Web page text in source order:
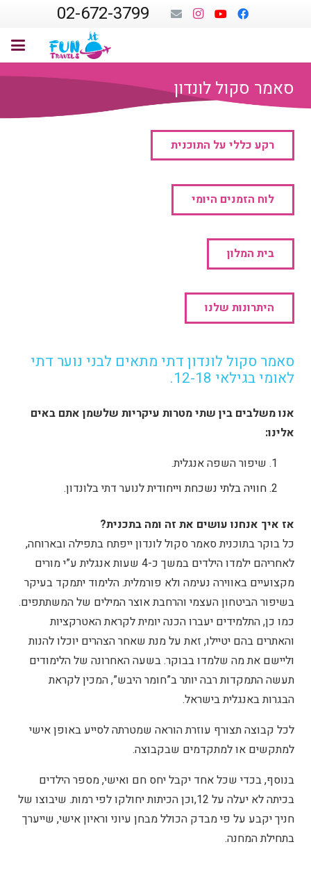
02-672-3799
סאמר סקול לונדון
רקע כללי על התוכנית
לוח הזמנים היומי
בית המלון
היתרונות שלנו
סאמר סקול לונדון דתי מתאים לבני נוער דתי
לאומי בגילאי 12-18.
אנו משלבים בין שתי מטרות עיקריות שלשמן אתם באים
אלינו:
שיפור השפה אנגלית.
חוויה בלתי נשכחת וייחודיתלנוער דתי בלונדון.
אז איך אנחנו עושים את זה ומה בתכנית?
כל בוקר בתוכנית סאמר סקול לונדון ייפתח בתפילה ובארוחה,
לאחריהם ילמדו הילדים במשך כ-4 שעות אנגלית ע”י מורים
מקצועיים באווירה נעימה ולא פורמלית. הלימוד יתמקד בעיקר
בשיפור הביטחון העצמי והרחבת אוצר המילים של המשתתפים.
כמו כן, התלמידים יעברו הכנה יומית לקראת האטרקציות
והאתרים בהם יטיילו, זאת על מנת שאחר הצהרים יוכלו להנות
וליישם את מה שלמדו בבוקר. בשעה האחרונה של הלימודים
תעשה התמקדות רבה יותר ב”חומר היבש”, המכין לקראת
הבגרות באנגלית בישראל.
לכל קבוצה תצורף עוזרת הוראה שמטרתה לסייע באופן אישי
למתקשים או למתקדמים שבקבוצה.
בנוסף, בכדי שכל אחד יקבל יחס חם ואישי, מספר הילדים
בכיתה לא יעלה על 12,וכן הכיתות יחולקו לפי רמות. שיבוצו של
חניך יקבע על פי מבדק הכולל מבחן עיוני וראיון אישי, שייערך
בתחילת המחנה.